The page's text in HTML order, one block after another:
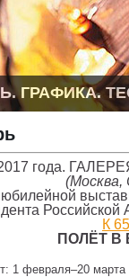
ГРАФИКА.
года.
(Москва,
Российской
К
ПОЛЁТ
1 февраля–20 марта